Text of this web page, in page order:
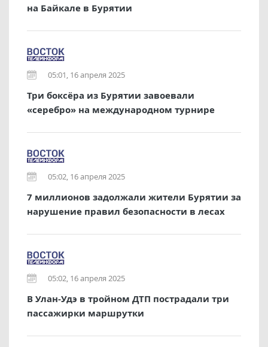
на Байкале в Бурятии
05:01, 16 апреля 2025
Три боксёра из Бурятии завоевали
«серебро» на международном турнире
05:02, 16 апреля 2025
7 миллионов задолжали жители Бурятии за
нарушение правил безопасности в лесах
05:02, 16 апреля 2025
В Улан-Удэ в тройном ДТП пострадали три
пассажирки маршрутки